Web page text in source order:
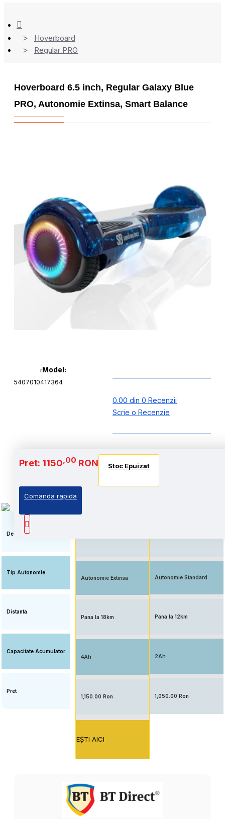
Hoverboard
Regular PRO
Hoverboard 6.5 inch, Regular Galaxy Blue
PRO, Autonomie Extinsa, Smart Balance
Model:
5407010417364
0.00 din 0 Recenzii
Scrie o Recenzie
Pret: 1150,00 RON Stoc Epuizat
Comanda rapida
Baterie si Autonomie
Descriere
Tip Autonomie
Distanta
Capacitate Acumulator
Pret
Stoc Epuizat
Autonomie extinsa, prin
Autonomie Extinsa
Pana la 18km
4Ah
1,150.00 Ron
EŞTI AICI
Stoc Epuizat
Autonomie Standard
Pana la 12km
2Ah
1,050.00 Ron